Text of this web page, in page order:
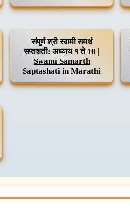
संपूर्ण श्री स्वामी समर्थ
सप्तशती: अध्याय १ ते 10 |
Swami Samarth
Saptashati in Marathi